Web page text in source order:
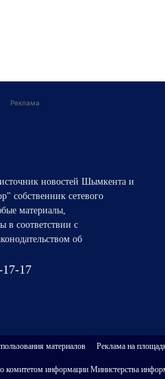
Реклама
новостей Шымкента и
собственник сетевого
материалы,
в соответствии с
об
17
материалов Реклама на
информации Министерства